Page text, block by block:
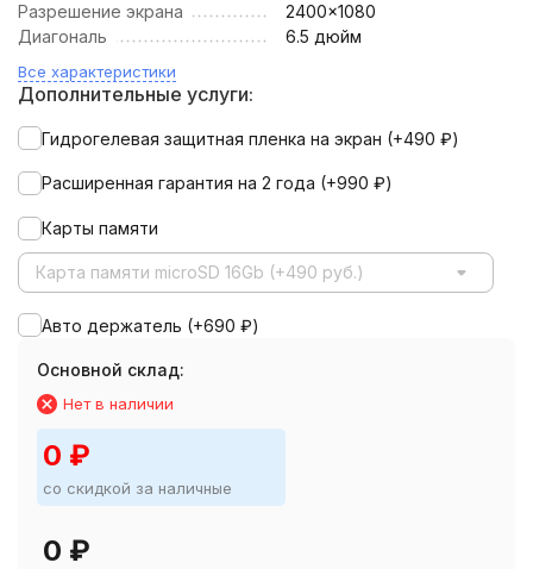
Разрешение экрана
2400x1080
Диагональ
6.5 дюйм
Все характеристики
Дополнительные услуги:
Гидрогелевая защитная пленка на экран (+490 ₽)
Расширенная гарантия на 2 года (+990 ₽)
Карты памяти
Карта памяти microSD 16Gb (+490 руб.)
Авто держатель (+690 ₽)
Основной склад:
Нет в наличии
0 ₽
со скидкой за наличные
0 ₽